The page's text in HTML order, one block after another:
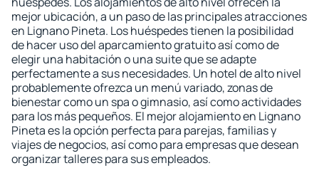
mejor ubicación, a un paso de las principales atracciones
en Lignano Pineta. Los huéspedes tienen la posibilidad
de hacer uso del aparcamiento gratuito así como de
elegir una habitación o una suite que se adapte
perfectamente a sus necesidades. Un hotel de alto nivel
probablemente ofrezca un menú variado, zonas de
bienestar como un spa o gimnasio, así como actividades
para los más pequeños. El mejor alojamiento en Lignano
Pineta es la opción perfecta para parejas, familias y
viajes de negocios, así como para empresas que desean
organizar talleres para sus empleados.